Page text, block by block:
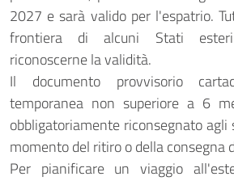
2027 e sarà valido per l'espatrio.
frontiera di alcuni Stati
riconoscerne la validità.
Il documento provvisorio
temporanea non superiore a 6
obbligatoriamente riconsegnato
momento del ritiro o della consegna
Per pianificare un viaggio